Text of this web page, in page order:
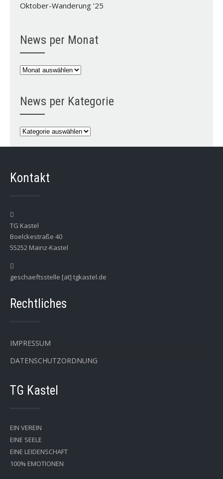
Oktober-Wanderung ’25
News per Monat
News
News per Kategorie
News
Kontakt
TG Kastel
Boelckestraße 40
55252 Mainz-Kastel
geschaeftsstelle [at] tgkastel.de
Rechtliches
IMPRESSUM
DATENSCHUTZORDNUNG
TG Kastel
EIN VEREIN
EINE SEELE
EINE LEIDENSCHAFT
100% EMOTIONEN